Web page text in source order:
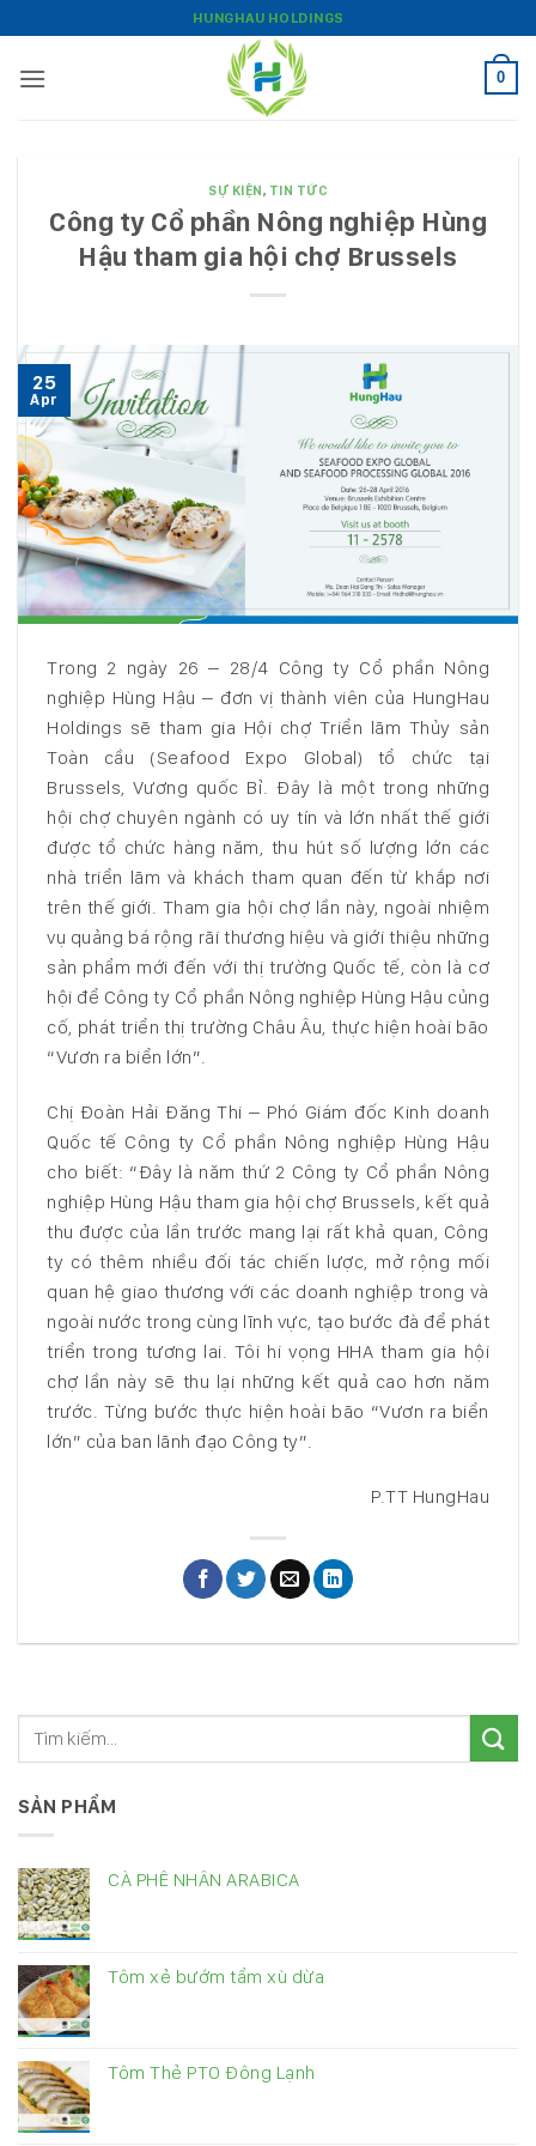
qua
nội
HUNGHAU HOLDINGS
0
SỰ KIỆN, TIN TỨC
Công ty Cổ phần Nông nghiệp Hùng
Hậu tham gia hội chợ Brussels
25
Apr
Trong 2 ngày 26 – 28/4 Công ty Cổ phần Nông
nghiệp Hùng Hậu – đơn vị thành viên của HungHau
Holdings sẽ tham gia Hội chợ Triển lãm Thủy sản
Toàn cầu (Seafood Expo Global) tổ chức tại
Brussels, Vương quốc Bỉ. Đây là một trong những
hội chợ chuyên ngành có uy tín và lớn nhất thế giới
được tổ chức hàng năm, thu hút số lượng lớn các
nhà triển lãm và khách tham quan đến từ khắp nơi
trên thế giới. Tham gia hội chợ lần này, ngoài nhiệm
vụ quảng bá rộng rãi thương hiệu và giới thiệu những
sản phẩm mới đến với thị trường Quốc tế, còn là cơ
hội để Công ty Cổ phần Nông nghiệp Hùng Hậu củng
cố, phát triển thị trường Châu Âu, thực hiện hoài bão
“Vươn ra biển lớn”.
Chị Đoàn Hải Đăng Thi – Phó Giám đốc Kinh doanh
Quốc tế Công ty Cổ phần Nông nghiệp Hùng Hậu
cho biết: “Đây là năm thứ 2 Công ty Cổ phần Nông
nghiệp Hùng Hậu tham gia hội chợ Brussels, kết quả
thu được của lần trước mang lại rất khả quan, Công
ty có thêm nhiều đối tác chiến lược, mở rộng mối
quan hệ giao thương với các doanh nghiệp trong và
ngoài nước trong cùng lĩnh vực, tạo bước đà để phát
triển trong tương lai. Tôi hi vọng HHA tham gia hội
chợ lần này sẽ thu lại những kết quả cao hơn năm
trước. Từng bước thực hiện hoài bão “Vươn ra biển
lớn” của ban lãnh đạo Công ty”.
P.TT HungHau
SẢN PHẨM
CÀ PHÊ NHÂN ARABICA
Tôm xẻ bướm tẩm xù dừa
Tôm Thẻ PTO Đông Lạnh